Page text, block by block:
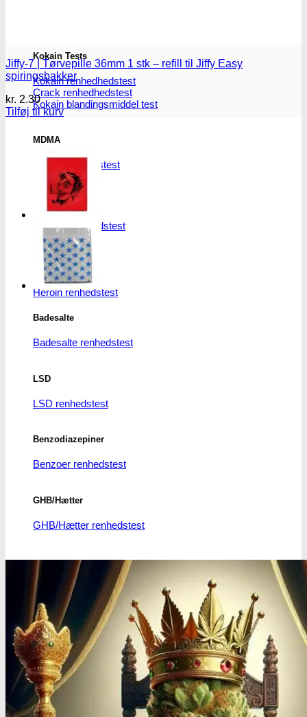
Kokain Tests
Kokain renhedhedstest
Crack renhedhedstest
Kokain blandingsmiddel test
MDMA
MDMA renhedstest
Ecstasy
Ecstasy renhedstest
Heroin
Heroin renhedstest
Badesalte
Badesalte renhedstest
LSD
LSD renhedstest
Benzodiazepiner
Benzoer renhedstest
GHB/Hætter
GHB/Hætter renhedstest
Ketamin
Ketamin renhedstest
MCPP
MCPP test
Opiater
Opiater renhedstest
Jiffy-7 | Tørvepille 36mm 1 stk – refill til Jiffy Easy
spiringsbakker
kr. 2.30
Tilføj til kurv